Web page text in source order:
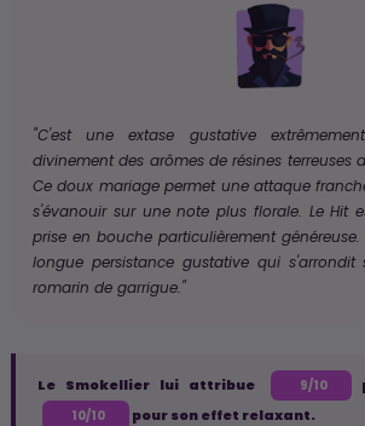
"C'est une extase gustative
divinement des arômes de résines terreuses
Ce doux mariage permet une attaque
s'évanouir sur une note plus florale. Le Hit
prise en bouche particulièrement
longue persistance gustative qui s'arrondit
romarin de garrigue."
Le Smokellier lui attribue 9/10
10/10 pour son effet relaxant.